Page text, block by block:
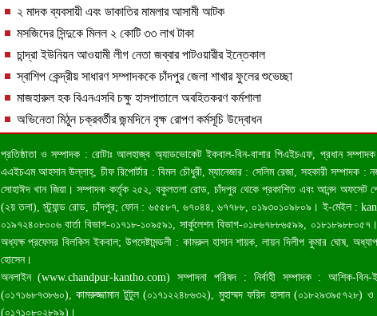
২ মাদক ব্যবসায়ী এবং ডাকাতির মামলার আসামী আটক
মসজিদের সিন্দুকে মিলল ২ কোটি ৩৩ লাখ টাকা
চান্দ্রা ইউনিয়ন আওয়ামী লীগ নেতা জব্বার পাটওয়ারীর ইন্তেকাল
স্বাশিপ কেন্দ্রীয় সাধারণ সম্পাদককে চাঁদপুর জেলা শাখার ফুলের শুভেচ্ছা
মাজহারুল হক বিএনএসবি চক্ষু হাসপাতালে অবহিতকরণ কর্মশালা
অভিনেতা মিঠুন চক্রবর্তীর জন্মদিনে বৃক্ষ রোপণ কর্মসূচি উদ্বোধন
প্রতিষ্ঠাতা ও সম্পাদক : রোটাঃ আলহাজ্ব অ্যাডভোকেট ইকবাল-বিন-বাশার পিএইচএফ, প্রধান সম্পাদক
এএইচএম আহসান উল্লাহ্, চীফ রিপোর্টার : বিমল চৌধুরী, ম্যানেজার : সেলিম রেজা, সহকারী সম্পাদক :
সোহাঈদ খান জিয়া। সম্পাদক কর্তৃক ২৫২, বকুলতলা রোড, চাঁদপুর থেকে প্রকাশিত এবং আনন্দ অফসেট
(২য় তলা), স্ট্র্যান্ড রোড, চাঁদপুর; ফোন : ৬৫৫৮৭, ৬৭০৪৪, ৬৭৭৮৮, ০১৯৩০১০৯৮০৯। ই-মেইল :
০১৯৭২৪০৮০০৬ বার্তা বিভাগ-০১৭১৮-১০৯৫৯১, সার্কুলেশন বিভাগ-০১৮৬৭৮৮৬৫৯৯,
অধ্যক্ষ প্রফেসর বিলকিস ইকবাল; উপদেষ্টামন্ডলী : কামরুল হাসান শায়ক, লায়ন দিলীপ কুমার ঘোষ,
হোসেন।
অনলাইন (www.chandpur-kantho.com) সম্পাদনা পরিষদ : নির্বাহী সম্পাদক : আশিক-
(০১৭১৬৮৭৩৮৬০), কামরুজ্জামান টুটুল (০১৭১২২৪৮৬৩২), মুহাম্মদ ফরিদ হাসান (০১৮২৯৩৯৫৭২৮)
(০১৭১০৮০২৮৯৯)।